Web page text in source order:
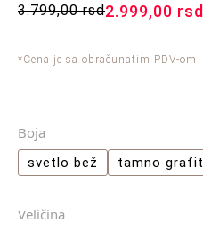
3.799,00rsd2.999,00 rsd
*Cena je sa obračunatim PDV-om
Boja
svetlo bež tamno grafit
Veličina